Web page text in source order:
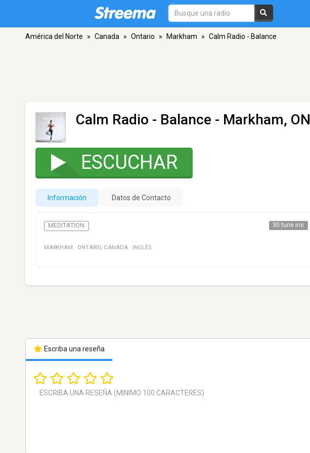
América del Norte » Canada » Ontario » Markham » Calm Radio - Balance
Calm Radio - Balance - Markham, ON
ESCUCHAR
Información Datos de Contacto
MEDITATION 30 tune ins
MARKHAM · ONTARIO, CANADA · INGLÉS
Escriba una reseña